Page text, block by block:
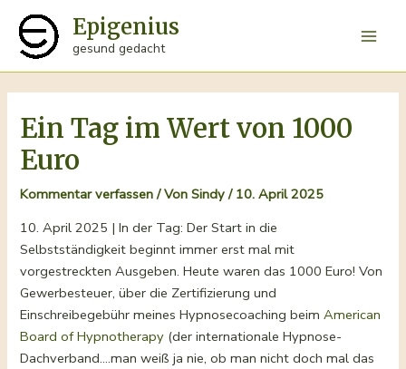
Inhalt
springen
Epigenius
gesund gedacht
Ein Tag im Wert von 1000
Euro
Kommentar verfassen / VonSindy/ 10. April 2025
10. April 2025 | In der Tag: Der Start in die
Selbstständigkeit beginnt immer erst mal mit
vorgestreckten Ausgeben. Heute waren das 1000 Euro! Von
Gewerbesteuer, über die Zertifizierung und
Einschreibegebühr meines Hypnosecoaching beimAmerican
Board of Hypnotherapy (der internationale Hypnose-
Dachverband….man weiß ja nie, ob man nicht doch mal das